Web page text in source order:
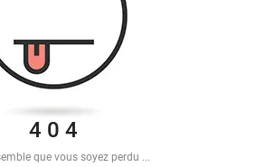
4 0 4
que vous soyez perdu ...